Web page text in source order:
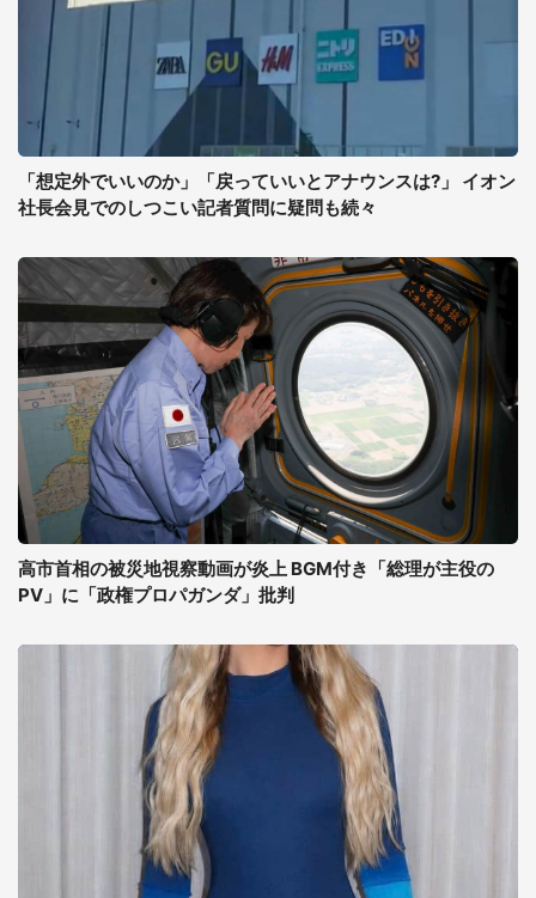
「想定外でいいのか」「戻っていいとアナウンスは?」 イオン
社長会見でのしつこい記者質問に疑問も続々
高市首相の被災地視察動画が炎上 BGM付き「総理が主役の
PV」に「政権プロパガンダ」批判